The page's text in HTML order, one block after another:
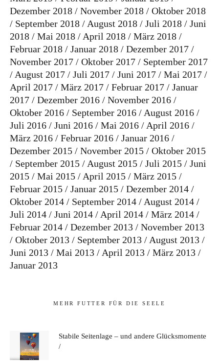
Dezember 2018
November 2018
Oktober 2018
September 2018
August 2018 Juli 2018
Juni
2018
Mai 2018 April 2018
März 2018
Februar 2018
Januar 2018
Dezember 2017
November 2017
Oktober 2017
September 2017
August 2017
Juli 2017 Juni 2017
Mai 2017
April 2017
März 2017 Februar 2017
Januar
2017
Dezember 2016
November 2016
Oktober 2016
September 2016
August 2016
Juli 2016
Juni 2016 Mai 2016
April 2016
März 2016
Februar 2016
Januar 2016
Dezember 2015
November 2015
Oktober 2015
September 2015
August 2015 Juli 2015
Juni
2015
Mai 2015 April 2015
März 2015
Februar 2015
Januar 2015
Dezember 2014
Oktober 2014
September 2014
August 2014
Juli 2014
Juni 2014 April 2014
März 2014
Februar 2014
Dezember 2013
November 2013
Oktober 2013
September 2013
August 2013
Juni 2013
Mai 2013 April 2013
März 2013
Januar 2013
MEHR FUTTER FÜR DIE SEELE
Stabile Seitenlage – und andere Glücksmomente